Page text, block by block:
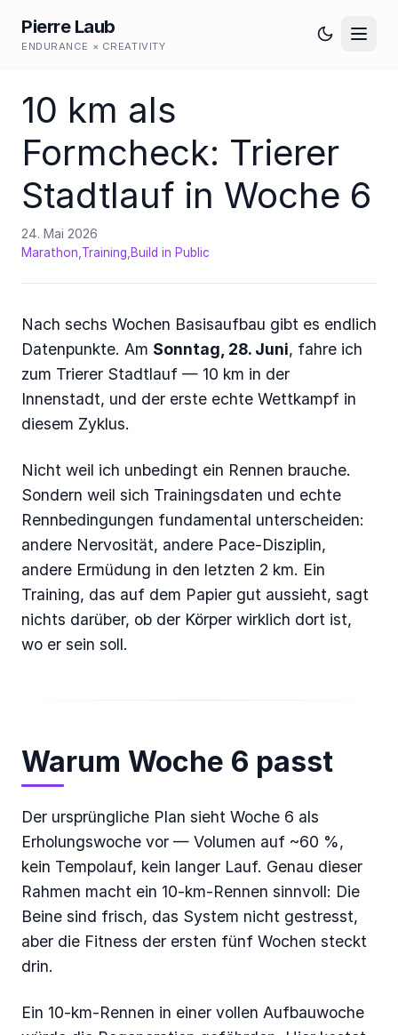
Pierre Laub
ENDURANCE × CREATIVITY
10 km als
Formcheck: Trierer
Stadtlauf in Woche 6
24. Mai 2026
Marathon Training Build in Public
Nach sechs Wochen Basisaufbau gibt es endlich
Datenpunkte. Am Sonntag, 28. Juni, fahre ich
zum Trierer Stadtlauf — 10 km in der
Innenstadt, und der erste echte Wettkampf in
diesem Zyklus.
Nicht weil ich unbedingt ein Rennen brauche.
Sondern weil sich Trainingsdaten und echte
Rennbedingungen fundamental unterscheiden:
andere Nervosität, andere Pace-Disziplin,
andere Ermüdung in den letzten 2 km. Ein
Training, das auf dem Papier gut aussieht, sagt
nichts darüber, ob der Körper wirklich dort ist,
wo er sein soll.
Warum Woche 6 passt
Der ursprüngliche Plan sieht Woche 6 als
Erholungswoche vor — Volumen auf ~60 %,
kein Tempolauf, kein langer Lauf. Genau dieser
Rahmen macht ein 10-km-Rennen sinnvoll: Die
Beine sind frisch, das System nicht gestresst,
aber die Fitness der ersten fünf Wochen steckt
drin.
Ein 10-km-Rennen in einer vollen Aufbauwoche